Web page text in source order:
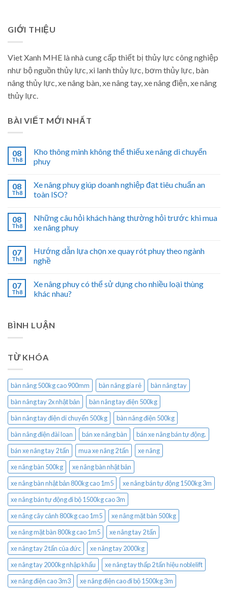
GIỚI THIỆU
Viet Xanh MHE là nhà cung cấp thiết bị thủy lực công nghiệp
như bộ nguồn thủy lực, xi lanh thủy lực, bơm thủy lực, bàn
nâng thủy lực, xe nâng bàn, xe nâng tay, xe nâng điện, xe nâng
thủy lực.
BÀI VIẾT MỚI NHẤT
08
Th8
Kho thông minh không thể thiếu xe nâng di chuyển
phuy
08
Th8
Xe nâng phuy giúp doanh nghiệp đạt tiêu chuẩn an
toàn ISO?
08
Th8
Những câu hỏi khách hàng thường hỏi trước khi mua
xe nâng phuy
07
Th8
Hướng dẫn lựa chọn xe quay rót phuy theo ngành
nghề
07
Th8
Xe nâng phuy có thể sử dụng cho nhiều loại thùng
khác nhau?
BÌNH LUẬN
TỪ KHÓA
bàn nâng 500kg cao 900mm bàn nâng gía rẻ
bàn nâng tay
bàn nâng tay 2x nhật bản
bàn nâng tay điện 500kg
bàn nâng tay điện di chuyển 500kg
bàn nâng điện 500kg
bàn nâng điện đài loan
bán xe nâng bàn
bán xe nâng bán tự động.
bán xe nâng tay 2 tấn
mua xe nâng 2 tấn
xe nâng
xe nâng bàn 500kg
xe nâng bàn nhật bản
xe nâng bàn nhật bản 800kg cao 1m5
xe nâng bán tự động 1500kg 3m
xe nâng bán tự động đi bộ 1500kg cao 3m
xe nâng cây cảnh 800kg cao 1m5
xe nâng mặt bàn 500kg
xe nâng mặt bàn 800kg cao 1m5
xe nâng tay 2 tấn
xe nâng tay 2 tấn của đức
xe nâng tay 2000kg
xe nâng tay 2000kg nhập khẩu
xe nâng tay thấp 2 tấn hiệu noblelift
xe nâng điện cao 3m3
xe nâng điện cao đi bộ 1500kg 3m